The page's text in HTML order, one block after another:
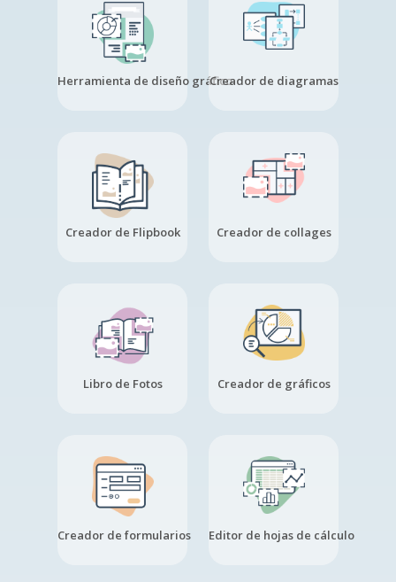
Herramienta de diseño gráficoCreador de diagramas
Creador de Flipbook Creador de collages
Libro de Fotos Creador de gráficos
Creador de formularios Editor de hojas de cálculo